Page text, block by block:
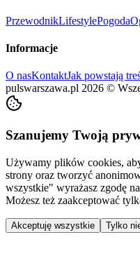
PrzewodnikLifestylePogoda
Informacje
O nasKontaktJak powstają
pulswarszawa.pl 2026 ©
Szanujemy Twoją
Używamy plików cookies,
strony oraz tworzyć
wszystkie" wyrażasz zgodę
Możesz też zaakceptować
Akceptuję wszystkie Tylko